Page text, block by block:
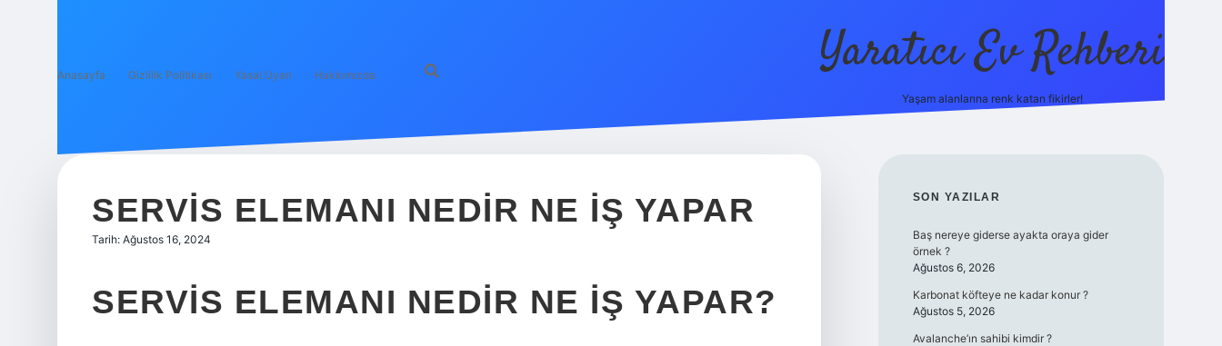
Anasayfa Gizlilik Politikası Yasal Uyarı Hakkımızda Yaratıcı Ev Rehberi
Yaşam alanlarına renk katan fikirler!
SERVIS ELEMANI NEDIR NE IŞ YAPAR
Tarih: Ağustos 16, 2024
SERVIS ELEMANI NEDIR NE İŞ YAPAR?
SIDEBAR
SON YAZILAR
Baş nereye giderse ayakta oraya gider
örnek ?
Ağustos 6, 2026
Karbonat köfteye ne kadar konur ?
Ağustos 5, 2026
Avalanche’ın sahibi kimdir ?